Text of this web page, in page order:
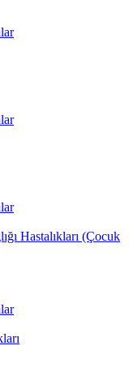
Hastalıkları (Çocuk